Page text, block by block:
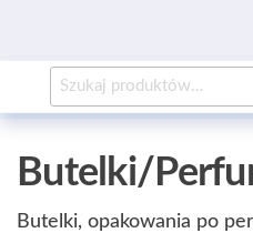
sprzedaży
antyków i
Butelki/
Butelki, opakowania po